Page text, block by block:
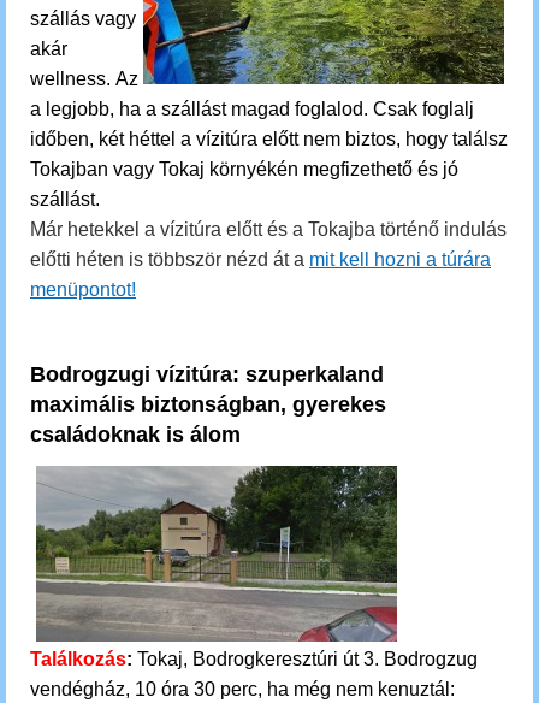
szállás vagy
akár
wellness. Az
a legjobb, ha a szállást magad foglalod. Csak foglalj
időben, két héttel a vízitúra előtt nem biztos, hogy találsz
Tokajban vagy Tokaj környékén megfizethető és jó
szállást.
Már hetekkel a vízitúra előtt és a Tokajba történő indulás
előtti héten is többször nézd át a mit kell hozni a túrára
menüpontot!
Bodrogzugi vízitúra: szuperkaland
maximális biztonságban, gyerekes
családoknak is álom
Találkozás: Tokaj, Bodrogkeresztúri út 3. Bodrogzug
vendégház, 10 óra 30 perc, ha még nem kenuztál: